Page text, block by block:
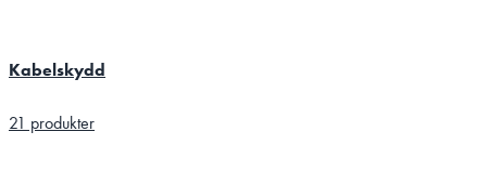
Kabelskydd
21 produkter